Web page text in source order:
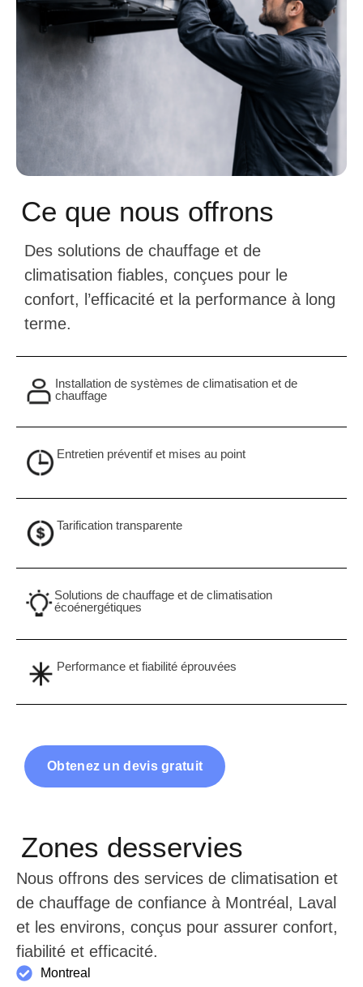
Ce que nous offrons
Des solutions de chauffage et de
climatisation fiables, conçues pour le
confort, l’efficacité et la performance à long
terme.
Installation de systèmes de climatisation et de
chauffage
Entretien préventif et mises au point
Tarification transparente
Solutions de chauffage et de climatisation
écoénergétiques
Performance et fiabilité éprouvées
Obtenez un devis gratuit
Zones desservies
Nous offrons des services de climatisation et
de chauffage de confiance à Montréal, Laval
et les environs, conçus pour assurer confort,
fiabilité et efficacité.
Montreal